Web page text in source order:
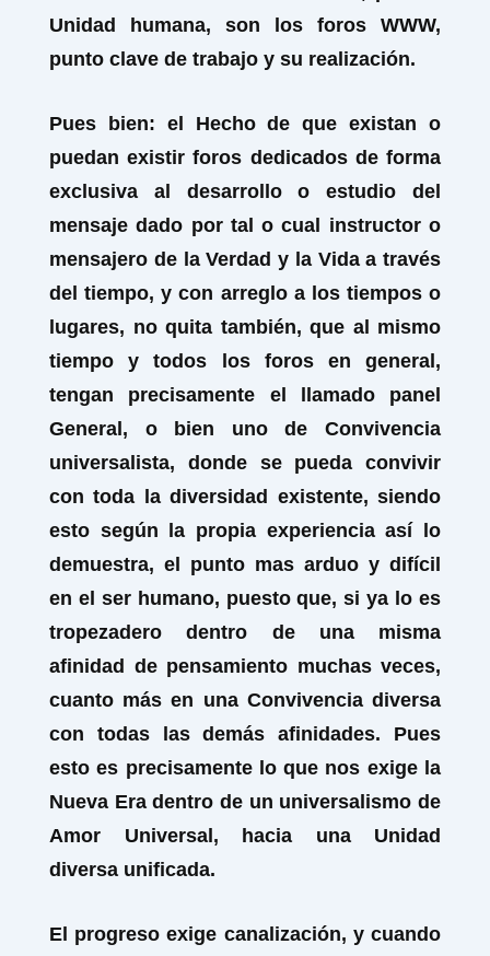
Unidad humana, son los foros WWW,
punto clave de trabajo y su realización.
Pues bien: el Hecho de que existan o
puedan existir foros dedicados de forma
exclusiva al desarrollo o estudio del
mensaje dado por tal o cual instructor o
mensajero de la Verdad y la Vida a través
del tiempo, y con arreglo a los tiempos o
lugares, no quita también, que al mismo
tiempo y todos los foros en general,
tengan precisamente el llamado panel
General, o bien uno deConvivencia
universalista, donde se pueda convivir
con toda la diversidad existente, siendo
esto según la propia experiencia así lo
demuestra, el punto mas arduo y difícil
en el ser humano, puesto que, si ya lo es
tropezadero dentro de una misma
afinidad de pensamiento muchas veces,
cuanto más en una Convivencia diversa
con todas las demás afinidades. Pues
esto es precisamente lo que nos exige la
Nueva Era dentro de un universalismo de
Amor Universal, hacia una Unidad
diversa unificada.
El progreso exige canalización, y cuando